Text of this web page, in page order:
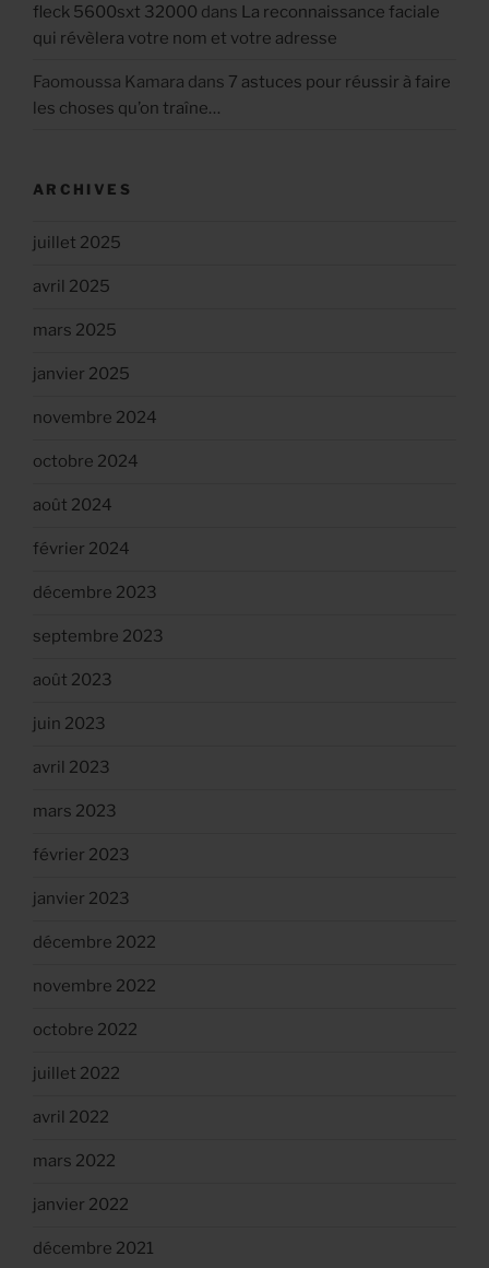
fleck 5600sxt 32000 dans La reconnaissance faciale
qui révèlera votre nom et votre adresse
Faomoussa Kamara dans 7 astuces pour réussir à faire
les choses qu’on traîne…
ARCHIVES
juillet 2025
avril 2025
mars 2025
janvier 2025
novembre 2024
octobre 2024
août 2024
février 2024
décembre 2023
septembre 2023
août 2023
juin 2023
avril 2023
mars 2023
février 2023
janvier 2023
décembre 2022
novembre 2022
octobre 2022
juillet 2022
avril 2022
mars 2022
janvier 2022
décembre 2021